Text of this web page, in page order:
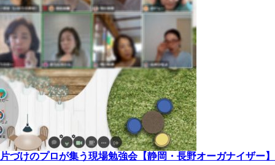
片づけのプロが集う現場勉強会【静岡・長野オーガナイザー】